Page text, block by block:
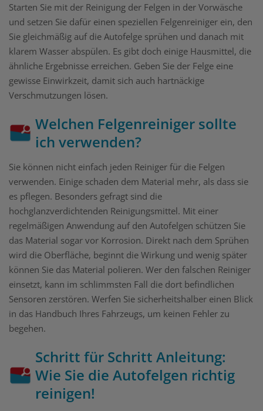
Starten Sie mit der Reinigung der Felgen in der Vorwäsche
und setzen Sie dafür einen speziellen Felgenreiniger ein, den
Sie gleichmäßig auf die Autofelge sprühen und danach mit
klarem Wasser abspülen. Es gibt doch einige Hausmittel, die
ähnliche Ergebnisse erreichen. Geben Sie der Felge eine
gewisse Einwirkzeit, damit sich auch hartnäckige
Verschmutzungen lösen.
Welchen Felgenreiniger sollte
ich verwenden?
Sie können nicht einfach jeden Reiniger für die Felgen
verwenden. Einige schaden dem Material mehr, als dass sie
es pflegen. Besonders gefragt sind die
hochglanzverdichtenden Reinigungsmittel. Mit einer
regelmäßigen Anwendung auf den Autofelgen schützen Sie
das Material sogar vor Korrosion. Direkt nach dem Sprühen
wird die Oberfläche, beginnt die Wirkung und wenig später
können Sie das Material polieren. Wer den falschen Reiniger
einsetzt, kann im schlimmsten Fall die dort befindlichen
Sensoren zerstören. Werfen Sie sicherheitshalber einen Blick
in das Handbuch Ihres Fahrzeugs, um keinen Fehler zu
begehen.
Schritt für Schritt Anleitung:
Wie Sie die Autofelgen richtig
reinigen!